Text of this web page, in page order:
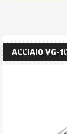
ACCIAIO VG-